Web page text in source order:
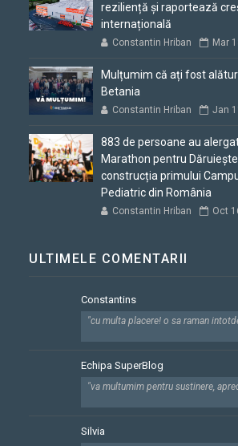
reziliență și raportează
internațională
Constantin Hriban Mar
Mulțumim că ați fost
Betania
Constantin Hriban Jan
883 de persoane au
Marathon pentru
construcția primului
Pediatric din România
Constantin Hriban Oct
ULTIMELE COMENTARII
Constantins
"cu multa placere! o sa raman
Echipa SuperBlog
"va multumim pentru sustinere,
Silvia